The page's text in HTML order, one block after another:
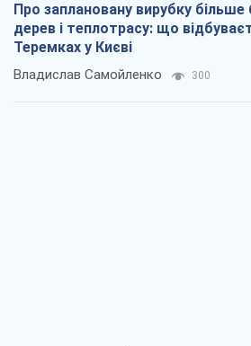
Про заплановану вирубку більше
дерев і теплотрасу: що
Теремках у Києві
Владислав Самойленко 300